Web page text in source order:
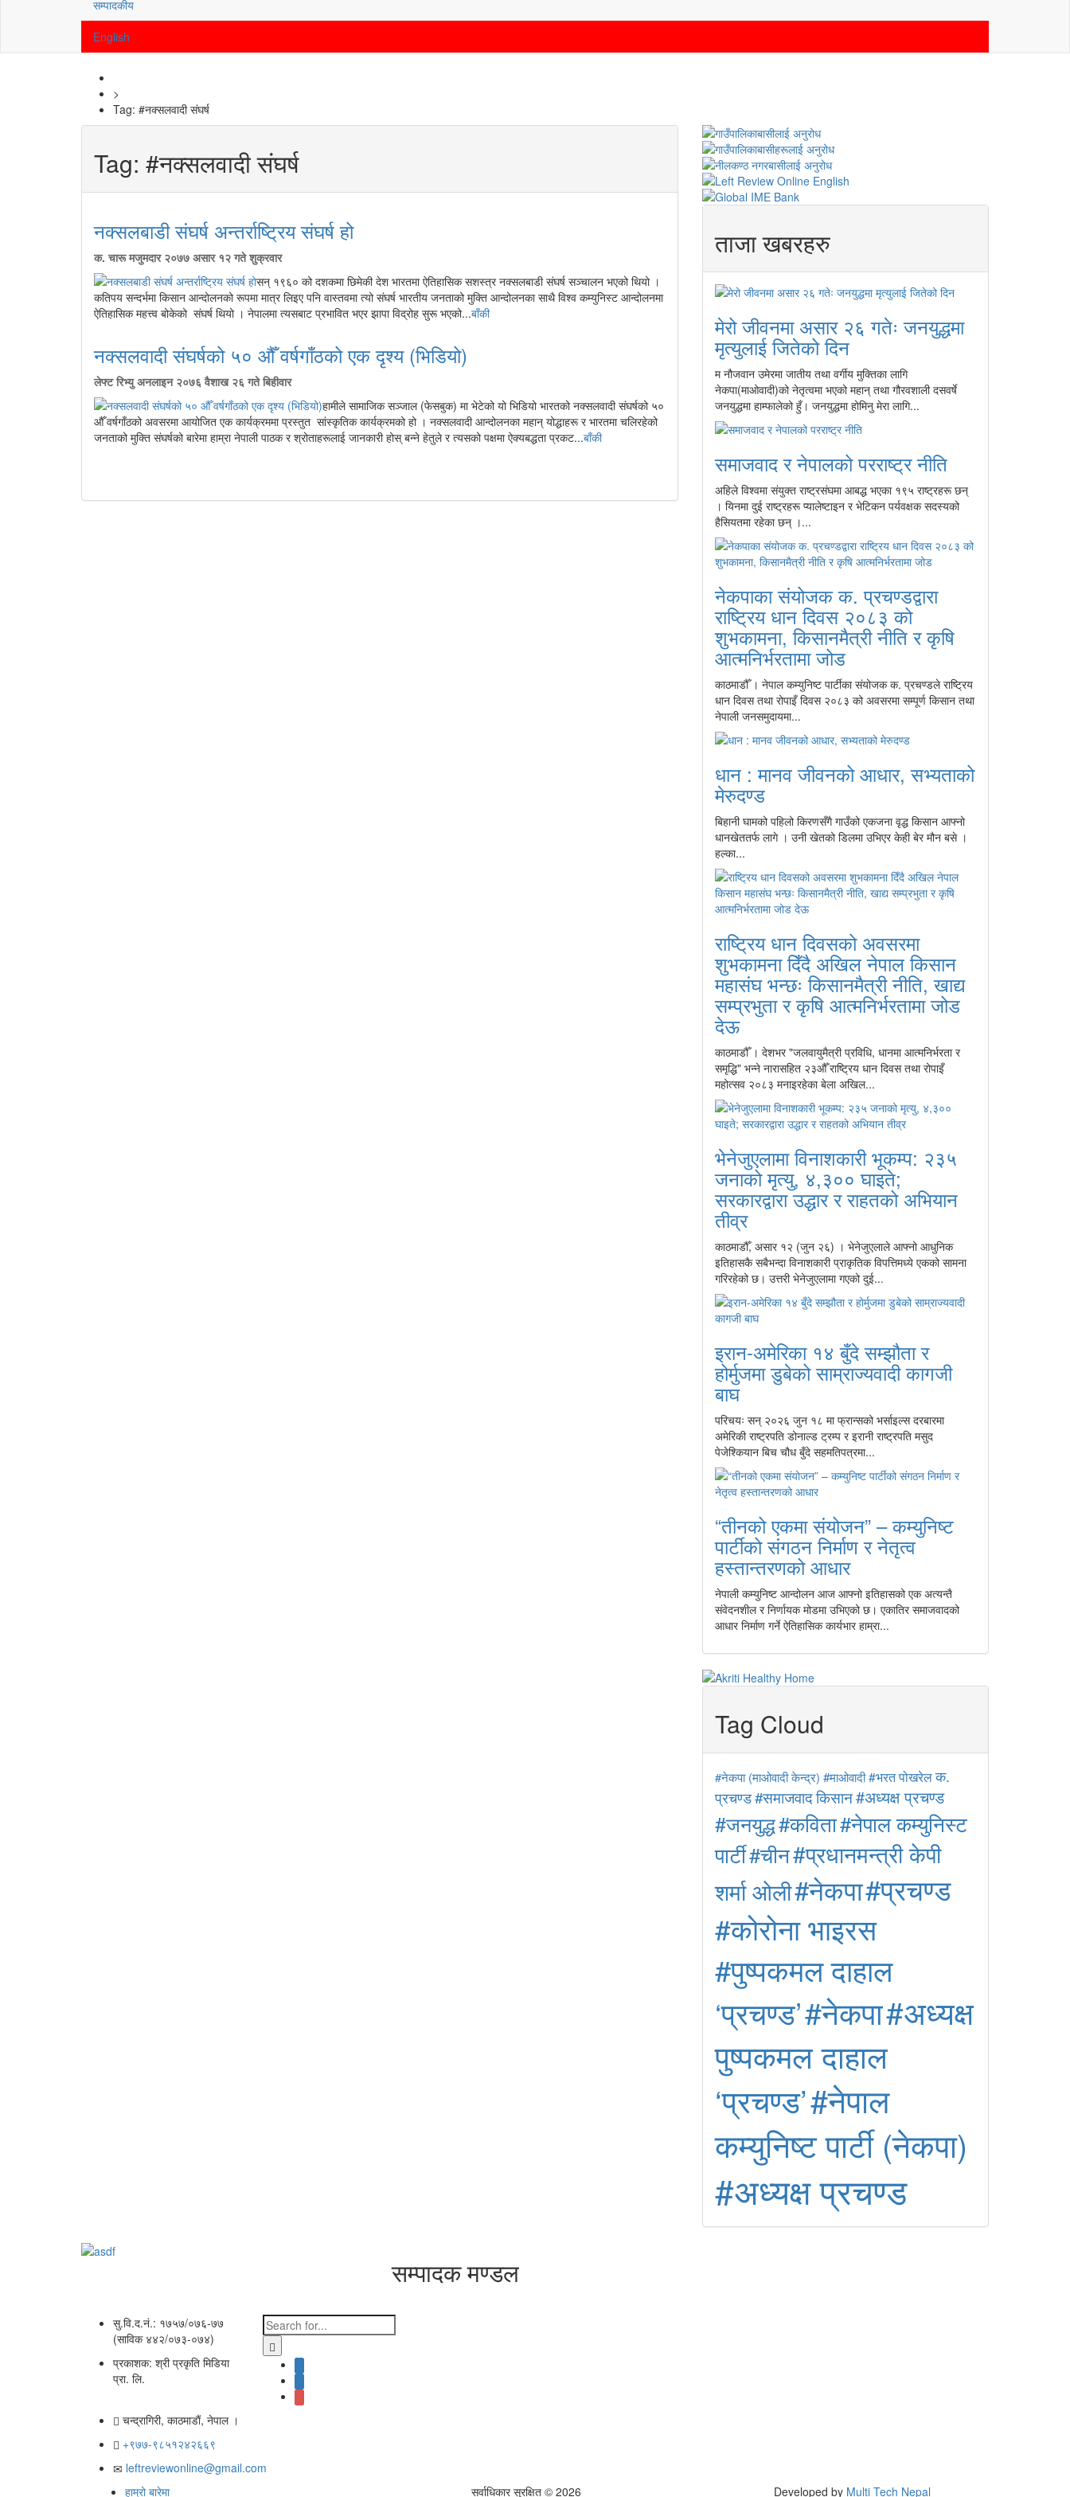
सम्पादकीय
English
>
Tag: #नक्सलवादी संघर्ष
Tag: #नक्सलवादी संघर्ष
नक्सलबाडी संघर्ष अन्तर्राष्ट्रिय संघर्ष हो
क. चारू मजुमदार २०७७ असार १२ गते शुक्रवार
सन् १९६० को दशकमा छिमेकी देश भारतमा ऐतिहासिक सशस्त्र नक्सलबाडी संघर्ष सञ्चालन भएको थियो ।
कतिपय सन्दर्भमा किसान आन्दोलनको रूपमा मात्र लिइए पनि वास्तवमा त्यो संघर्ष भारतीय जनताको मुक्ति आन्दोलनका साथै विश्व कम्युनिस्ट आन्दोलनमा
ऐतिहासिक महत्त्व बोकेको संघर्ष थियो । नेपालमा त्यसबाट प्रभावित भएर झापा विद्रोह सुरू भएको...बाँकी
नक्सलवादी संघर्षको ५० औँ वर्षगाँठको एक दृश्य (भिडियो)
लेफ्ट रिभ्यु अनलाइन २०७६ वैशाख २६ गते बिहीवार
हामीले सामाजिक सञ्जाल (फेसबुक) मा भेटेको यो भिडियो भारतको नक्सलवादी संघर्षको ५०
औँ वर्षगाँठको अवसरमा आयोजित एक कार्यक्रममा प्रस्तुत सांस्कृतिक कार्यक्रमको हो । नक्सलवादी आन्दोलनका महान् योद्धाहरू र भारतमा चलिरहेको
जनताको मुक्ति संघर्षको बारेमा हाम्रा नेपाली पाठक र श्रोताहरूलाई जानकारी होस् बन्ने हेतुले र त्यसको पक्षमा ऐक्यबद्धता प्रकट...बाँकी
ताजा खबरहरु
मेरो जीवनमा असार २६ गतेः जनयुद्धमा
मृत्युलाई जितेको दिन
म नौजवान उमेरमा जातीय तथा वर्गीय मुक्तिका लागि
नेकपा(माओवादी)को नेतृत्वमा भएको महान् तथा गौरवशाली दसवर्षे
जनयुद्धमा हाम्फालेको हुँ। जनयुद्धमा होमिनु मेरा लागि...
समाजवाद र नेपालको परराष्ट्र नीति
अहिले विश्वमा संयुक्त राष्ट्रसंघमा आबद्ध भएका १९५ राष्ट्रहरू छन्
। यिनमा दुई राष्ट्रहरू प्यालेष्टाइन र भेटिकन पर्यवक्षक सदस्यको
हैसियतमा रहेका छन् ।...
नेकपाका संयोजक क. प्रचण्डद्वारा
राष्ट्रिय धान दिवस २०८३ को
शुभकामना, किसानमैत्री नीति र कृषि
आत्मनिर्भरतामा जोड
काठमाडौँ । नेपाल कम्युनिष्ट पार्टीका संयोजक क. प्रचण्डले राष्ट्रिय
धान दिवस तथा रोपाइँ दिवस २०८३ को अवसरमा सम्पूर्ण किसान तथा
नेपाली जनसमुदायमा...
धान : मानव जीवनको आधार, सभ्यताको
मेरुदण्ड
बिहानी घामको पहिलो किरणसँगै गाउँको एकजना वृद्ध किसान आफ्नो
धानखेततर्फ लागे । उनी खेतको डिलमा उभिएर केही बेर मौन बसे ।
हल्का...
राष्ट्रिय धान दिवसको अवसरमा
शुभकामना दिँदै अखिल नेपाल किसान
महासंघ भन्छः किसानमैत्री नीति, खाद्य
सम्प्रभुता र कृषि आत्मनिर्भरतामा जोड
देऊ
काठमाडौँ । देशभर "जलवायुमैत्री प्रविधि, धानमा आत्मनिर्भरता र
समृद्धि" भन्ने नारासहित २३औँ राष्ट्रिय धान दिवस तथा रोपाइँ
महोत्सव २०८३ मनाइरहेका बेला अखिल...
भेनेजुएलामा विनाशकारी भूकम्प: २३५
जनाको मृत्यु, ४,३०० घाइते;
सरकारद्वारा उद्धार र राहतको अभियान
तीव्र
काठमाडौँ, असार १२ (जुन २६) । भेनेजुएलाले आफ्नो आधुनिक
इतिहासकै सबैभन्दा विनाशकारी प्राकृतिक विपत्तिमध्ये एकको सामना
गरिरहेको छ। उत्तरी भेनेजुएलामा गएको दुई...
इरान-अमेरिका १४ बुँदे सम्झौता र
होर्मुजमा डुबेको साम्राज्यवादी कागजी
बाघ
परिचयः सन् २०२६ जुन १८ मा फ्रान्सको भर्साइल्स दरबारमा
अमेरिकी राष्ट्रपति डोनाल्ड ट्रम्प र इरानी राष्ट्रपति मसुद
पेजेश्कियान बिच चौध बुँदे सहमतिपत्रमा...
“तीनको एकमा संयोजन” – कम्युनिष्ट
पार्टीको संगठन निर्माण र नेतृत्व
हस्तान्तरणको आधार
नेपाली कम्युनिष्ट आन्दोलन आज आफ्नो इतिहासको एक अत्यन्तै
संवेदनशील र निर्णायक मोडमा उभिएको छ। एकातिर समाजवादको
आधार निर्माण गर्ने ऐतिहासिक कार्यभार हाम्रा...
Tag Cloud
#नेकपा (माओवादी केन्द्र) #माओवादी#भरत पोखरेलक.
प्रचण्ड#समाजवादकिसान#अध्यक्ष प्रचण्ड
#जनयुद्ध#कविता#नेपाल कम्युनिस्ट
पार्टी#चीन#प्रधानमन्त्री केपी
शर्मा ओली#नेकपा#प्रचण्ड
#कोरोना भाइरस
#पुष्पकमल दाहाल
‘प्रचण्ड’#नेकपा#अध्यक्ष
पुष्पकमल दाहाल
‘प्रचण्ड’#नेपाल
कम्युनिष्ट पार्टी (नेकपा)
#अध्यक्ष प्रचण्ड
सु.वि.द.नं.: १७५७/०७६-७७
(साविक ४४२/०७३-०७४)
प्रकाशक: श्री प्रकृति मिडिया
प्रा. लि.
चन्द्रागिरी, काठमाडाैं, नेपाल ।
+९७७-९८५१२४२६६९
leftreviewonline@gmail.com
सम्पादक मण्डल
हाम्रो बारेमा सर्वाधिकार सुरक्षित © 2026 Developed by Multi Tech Nepal